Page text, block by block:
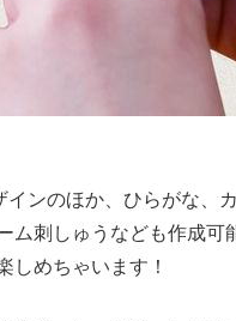
インのほか、ひらがな、
ム刺しゅうなども作成
しめちゃいます！